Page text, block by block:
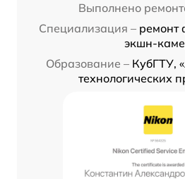
Выполнено
Специализация – ремонт
экшн-
Образование – КубГТУ,
технологических